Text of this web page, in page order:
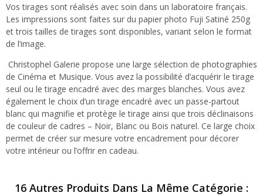
Vos tirages sont réalisés avec soin dans un laboratoire français.
Les impressions sont faites sur du papier photo Fuji Satiné 250g
et trois tailles de tirages sont disponibles, variant selon le format
de l’image.
Christophel Galerie propose une large sélection de photographies
de Cinéma et Musique. Vous avez la possibilité d’acquérir le tirage
seul ou le tirage encadré avec des marges blanches. Vous avez
également le choix d’un tirage encadré avec un passe-partout
blanc qui magnifie et protège le tirage ainsi que trois déclinaisons
de couleur de cadres – Noir, Blanc ou Bois naturel. Ce large choix
permet de créer sur mesure votre encadrement pour décorer
votre intérieur ou l’offrir en cadeau.
16 Autres Produits Dans La Même Catégorie :